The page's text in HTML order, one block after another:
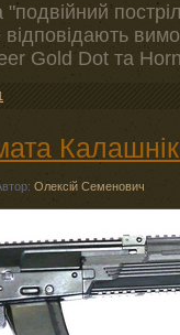
відповідають
Gold Dot та
Олексій Семенович